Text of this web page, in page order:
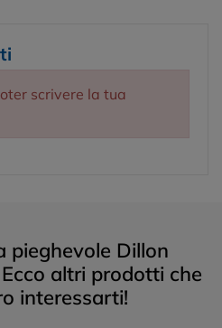
scrivere la tua
pieghevole Dillon
altri prodotti che
interessarti!